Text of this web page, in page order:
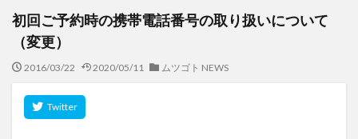
初回ご予約時の携帯電話番号の取り扱いについて
（変更）
2016/03/22 2020/05/11 ムツゴト NEWS